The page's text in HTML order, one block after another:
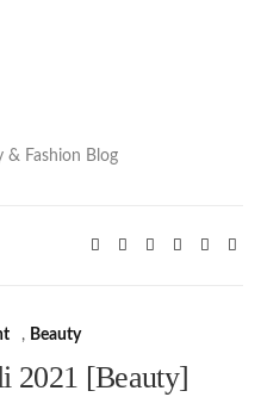
& Fashion Blog
, Beauty
2021 [Beauty]